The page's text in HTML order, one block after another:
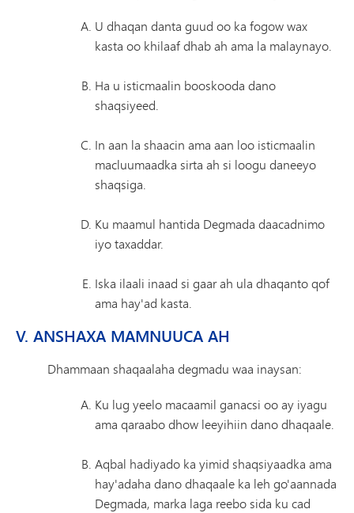
U dhaqan danta guud oo ka fogow wax
kasta oo khilaaf dhab ah ama la malaynayo.
Ha u isticmaalin booskooda dano
shaqsiyeed.
In aan la shaacin ama aan loo isticmaalin
macluumaadka sirta ah si loogu daneeyo
shaqsiga.
Ku maamul hantida Degmada daacadnimo
iyo taxaddar.
Iska ilaali inaad si gaar ah ula dhaqanto qof
ama hay'ad kasta.
V. ANSHAXA MAMNUUCA AH
Dhammaan shaqaalaha degmadu waa inaysan:
Ku lug yeelo macaamil ganacsi oo ay iyagu
ama qaraabo dhow leeyihiin dano dhaqaale.
Aqbal hadiyado ka yimid shaqsiyaadka ama
hay'adaha dano dhaqaale ka leh go'aannada
Degmada, marka laga reebo sida ku cad